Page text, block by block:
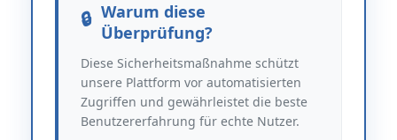
Warum diese
Überprüfung?
Diese Sicherheitsmaßnahme schützt
unsere Plattform vor automatisierten
Zugriffen und gewährleistet die beste
Benutzererfahrung für echte Nutzer.